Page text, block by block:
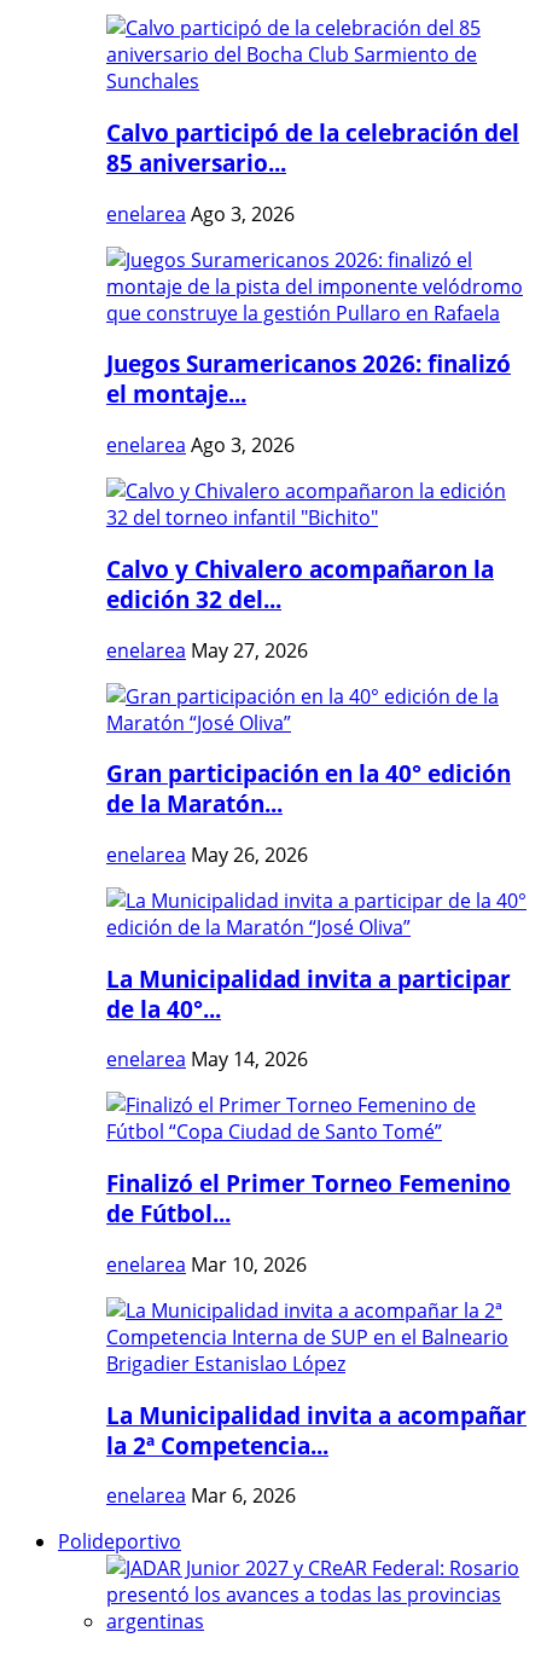
Calvo participó de la celebración del
85 aniversario...
enelarea Ago 3, 2026
Juegos Suramericanos 2026: finalizó
el montaje...
enelarea Ago 3, 2026
Calvo y Chivalero acompañaron la
edición 32 del...
enelarea May 27, 2026
Gran participación en la 40° edición
de la Maratón...
enelarea May 26, 2026
La Municipalidad invita a participar
de la 40°...
enelarea May 14, 2026
Finalizó el Primer Torneo Femenino
de Fútbol...
enelarea Mar 10, 2026
La Municipalidad invita a acompañar
la 2ª Competencia...
enelarea Mar 6, 2026
Polideportivo